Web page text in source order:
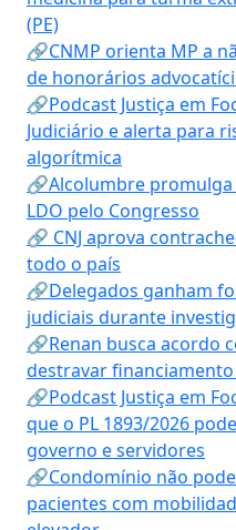
(PE)
🔗CNMP orienta MP a
de honorários
🔗Podcast Justiça em
Judiciário e alerta para
algorítmica
🔗Alcolumbre
LDO pelo Congresso
🔗 CNJ aprova
todo o país
🔗Delegados ganham
judiciais durante
🔗Renan busca acordo
destravar
🔗Podcast Justiça em
que o PL 1893/2026
governo e servidores
🔗Condomínio não
pacientes com